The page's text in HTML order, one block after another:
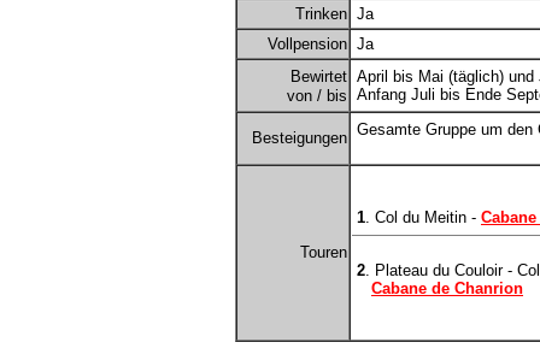
Trinken Ja
Vollpension Ja
Bewirtet
von / bis
April bis Mai (täglich)
Anfang Juli bis Ende
Besteigungen Gesamte Gruppe um den
Touren
1. Col du Meitin -
2. Plateau du Couloir -
Cabane de Chanrion